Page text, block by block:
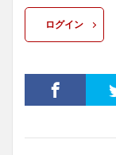
ログイン